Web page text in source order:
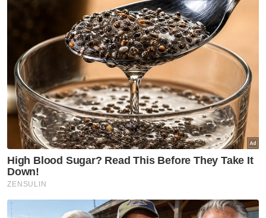
Fahmi turut meminta warga KKD untuk
memastikan aktiviti mengibarkan Jalur
Gemilang sepanjang Bulan Kebangsaan
dirancakkan bagi menyemarakkan lagi
sambutan Hari Kebangsaan 2023.
Artikel Berkaitan:
Sambutan Hari Kebangsaan: 22 jalan ditutup di
Putrajaya
Perlis turut guna logo, tema sama sambutan Hari
Kebangsaan
Hari Kebangsaan: Kedah guna tema, logo sama
Persekutuan